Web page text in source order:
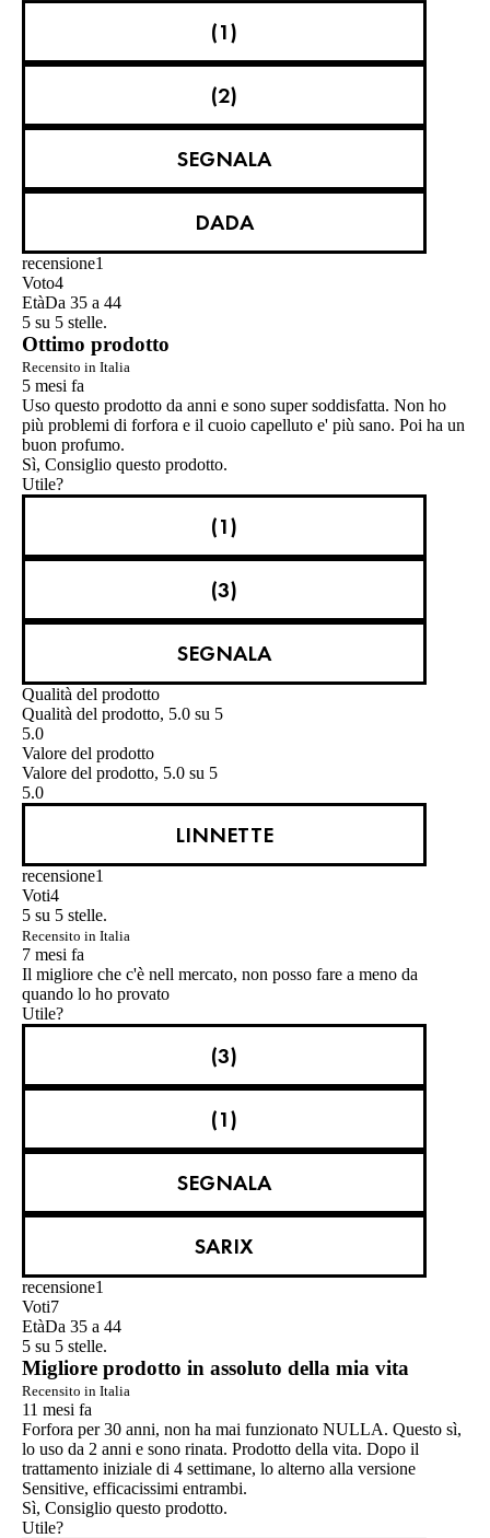
(1)
(2)
SEGNALA
DADA
recensione1
Voto4
EtàDa 35 a 44
5 su 5 stelle.
Ottimo prodotto
Recensito in Italia
5 mesi fa
Uso questo prodotto da anni e sono super soddisfatta. Non ho
più problemi di forfora e il cuoio capelluto e' più sano. Poi ha un
buon profumo.
Sì, Consiglio questo prodotto.
Utile?
(1)
(3)
SEGNALA
Qualità del prodotto
Qualità del prodotto, 5.0 su 5
5.0
Valore del prodotto
Valore del prodotto, 5.0 su 5
5.0
LINNETTE
recensione1
Voti4
5 su 5 stelle.
Recensito in Italia
7 mesi fa
Il migliore che c'è nell mercato, non posso fare a meno da
quando lo ho provato
Utile?
(3)
(1)
SEGNALA
SARIX
recensione1
Voti7
EtàDa 35 a 44
5 su 5 stelle.
Migliore prodotto in assoluto della mia vita
Recensito in Italia
11 mesi fa
Forfora per 30 anni, non ha mai funzionato NULLA. Questo sì,
lo uso da 2 anni e sono rinata. Prodotto della vita. Dopo il
trattamento iniziale di 4 settimane, lo alterno alla versione
Sensitive, efficacissimi entrambi.
Sì, Consiglio questo prodotto.
Utile?